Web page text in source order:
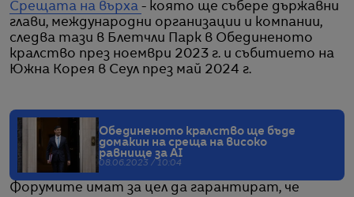
Срещата на върха - която ще събере държавни
глави, международни организации и компании,
следва тази в Блетчли Парк в Обединеното
кралство през ноември 2023 г. и събитието на
Южна Корея в Сеул през май 2024 г.
Обединеното кралство ще бъде
домакин на среща на високо
равнище за AI
08.06.2023 / 10:04
Форумите имат за цел да гарантират, че